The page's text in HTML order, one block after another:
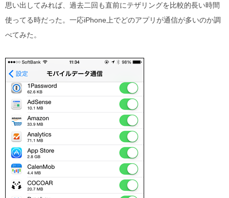
思い出してみれば、過去二回も直前にテザリングを比較的長い時間
使ってる時だった。一応iPhone上でどのアプリが通信が多いのか調
べてみた。